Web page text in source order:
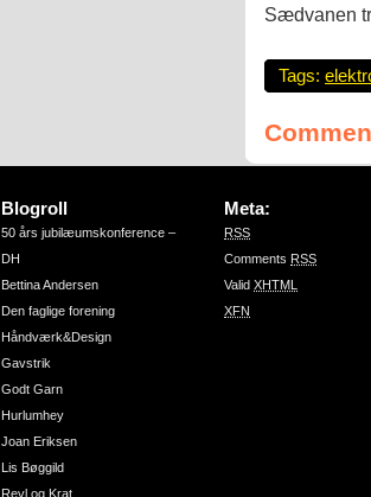
Sædvanen
Tags:
Blogroll
50 års jubilæumskonference –
DH
Bettina Andersen
Den faglige forening
Håndværk&Design
Gavstrik
Godt Garn
Hurlumhey
Joan Eriksen
Lis Bøggild
Revl og Krat
Meta:
RSS
Comments RSS
Valid XHTML
XFN